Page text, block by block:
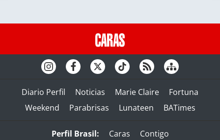
Diario Perfil Noticias Marie Claire
Fortuna
Weekend
Parabrisas Lunateen BATimes
Perfil Brasil: Caras
Contigo